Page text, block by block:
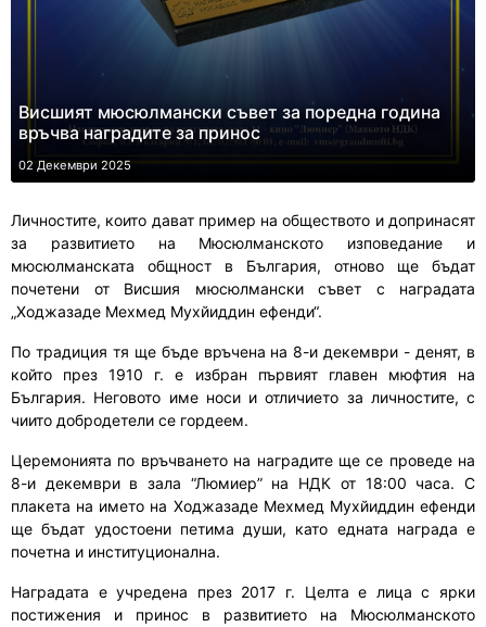
Висшият мюсюлмански съвет за поредна година
връчва наградите за принос
02 Декември 2025
Личностите, които дават пример на обществото и допринасят
за развитието на Мюсюлманското изповедание и
мюсюлманската общност в България, отново ще бъдат
почетени от Висшия мюсюлмански съвет с наградата
„Ходжазаде Мехмед Мухйиддин ефенди“.
По традиция тя ще бъде връчена на 8-и декември - денят, в
който през 1910 г. е избран първият главен мюфтия на
България. Неговото име носи и отличието за личностите, с
чиито добродетели се гордеем.
Церемонията по връчването на наградите ще се проведе на
8-и декември в зала “Люмиер” на НДК от 18:00 часа. С
плакета на името на Ходжазаде Мехмед Мухйиддин ефенди
ще бъдат удостоени петима души, като едната награда е
почетна и институционална.
Наградата е учредена през 2017 г. Целта е лица с ярки
постижения и принос в развитието на Мюсюлманското